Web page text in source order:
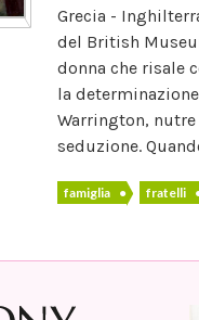
Grecia -
del British
donna che risale
la
Warrington,
seduzione.
famiglia ● fratelli